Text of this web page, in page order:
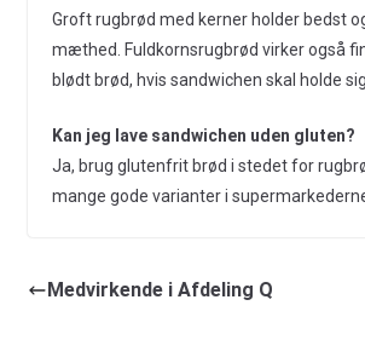
Groft rugbrød med kerner holder bedst
mæthed. Fuldkornsrugbrød virker også
blødt brød, hvis sandwichen skal holde
Kan jeg lave sandwichen uden gluten?
Ja, brug glutenfrit brød i stedet for
mange gode varianter i
Medvirkende i Afdeling Q